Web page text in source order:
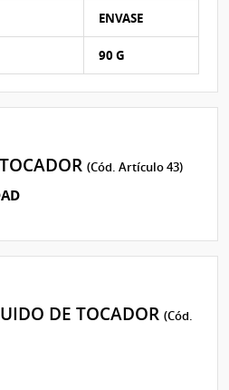
Nº 7
ENVASE
90 G
(Cód. Artículo 43)
DE TOCADOR(Cód.